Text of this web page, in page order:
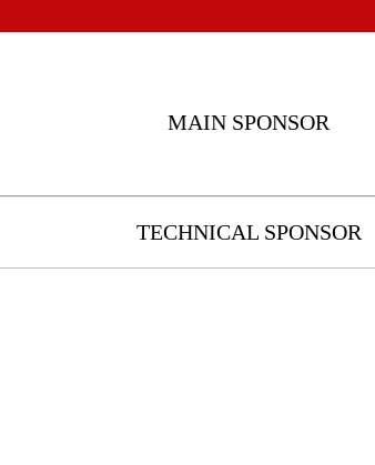
MAIN SPONSOR
TECHNICAL SPONSOR